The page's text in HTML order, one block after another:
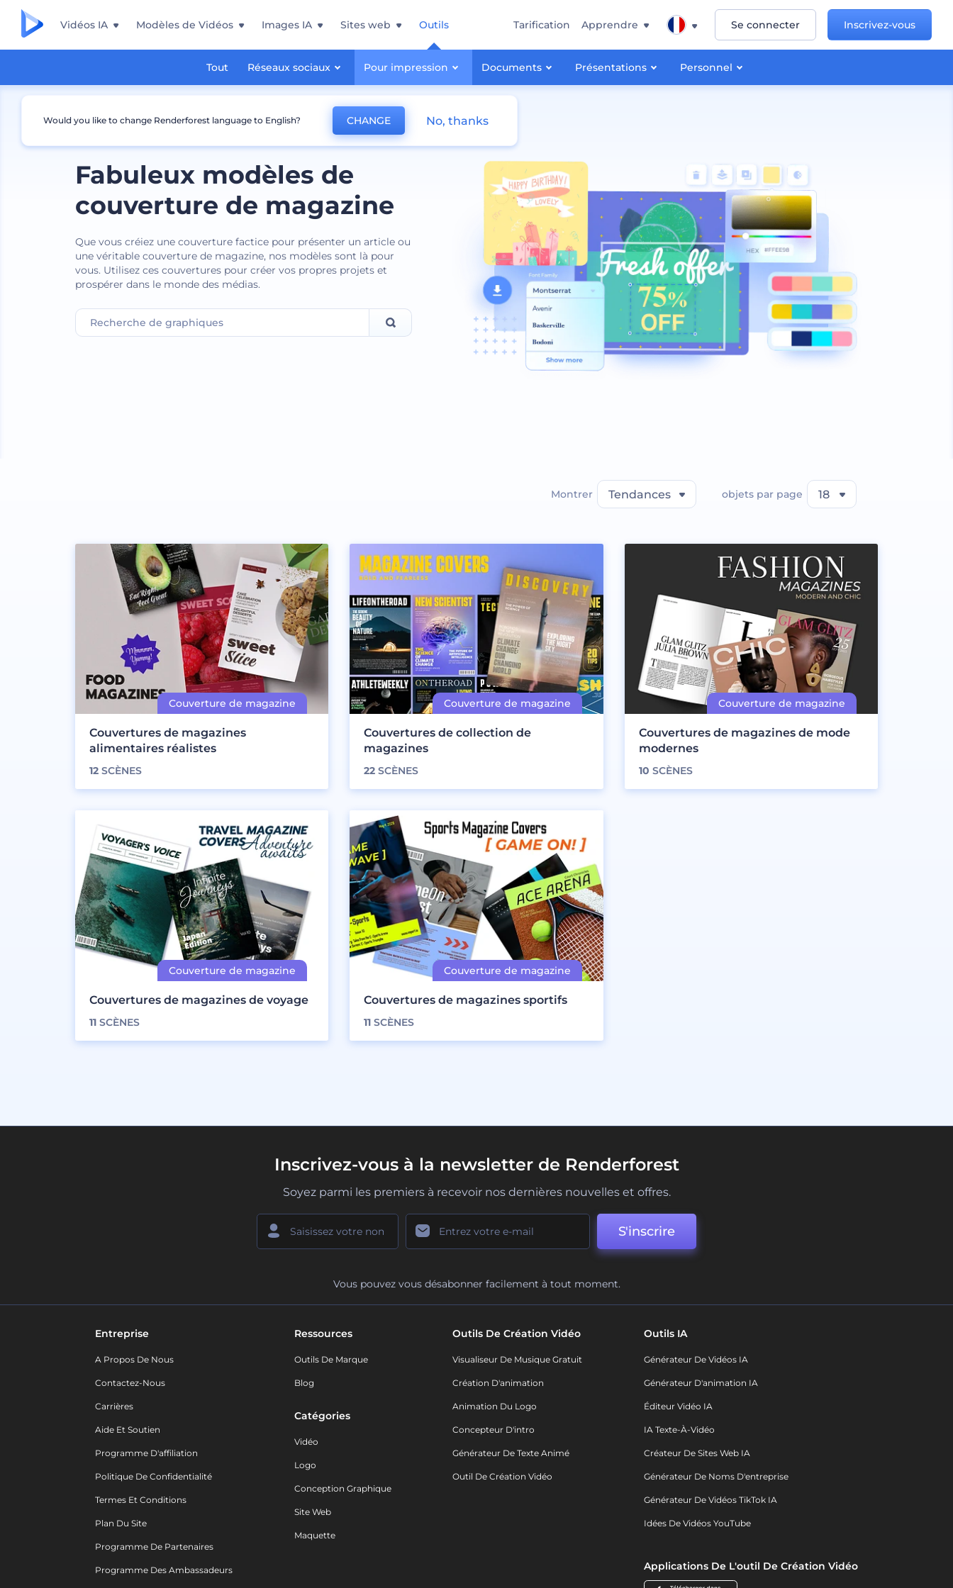
Vidéos IA Modèles de Vidéos Images IA Sites web Outils
Tout Réseaux sociaux Pour impression Documents Présentations Personnel
Tarification Apprendre Se connecter Inscrivez-vous
Fabuleux modèles de
couverture de magazine
Que vous créiez une couverture factice pour présenter un article ou
une véritable couverture de magazine, nos modèles sont là pour
vous. Utilisez ces couvertures pour créer vos propres projets et
prospérer dans le monde des médias.
Montrer Tendances objets par page 18
Couvertures de magazines
alimentaires réalistes
12 SCÈNES
Couvertures de collection de
magazines
22 SCÈNES
Couvertures de magazines de mode
modernes
10 SCÈNES
Couvertures de magazines de voyage
11 SCÈNES
Couvertures de magazines sportifs
11 SCÈNES
Inscrivez-vous à la newsletter de Renderforest
Soyez parmi les premiers à recevoir nos dernières nouvelles et offres.
S'inscrire
Vous pouvez vous désabonner facilement à tout moment.
Entreprise
A Propos De Nous
Contactez-Nous
Carrières
Aide Et Soutien
Programme D'affiliation
Politique De Confidentialité
Termes Et Conditions
Plan Du Site
Programme De Partenaires
Programme Des Ambassadeurs
Ressources
Outils De Marque
Blog
Catégories
Vidéo
Logo
Conception Graphique
Site Web
Maquette
Outils De Création Vidéo
Visualiseur De Musique Gratuit
Création D'animation
Animation Du Logo
Concepteur D'intro
Générateur De Texte Animé
Outil De Création Vidéo
Outils IA
Générateur De Vidéos IA
Générateur D'animation IA
Éditeur Vidéo IA
IA Texte-À-Vidéo
Créateur De Sites Web IA
Générateur De Noms D'entreprise
Générateur De Vidéos TikTok IA
Idées De Vidéos YouTube
Applications De L'outil De Création Vidéo
Would you like to change Renderforest language to English? CHANGE No, thanks